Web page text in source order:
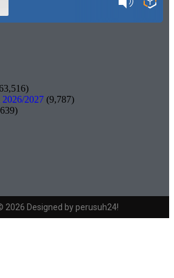
2027 (9,787)
2026 Designed by perusuh24!